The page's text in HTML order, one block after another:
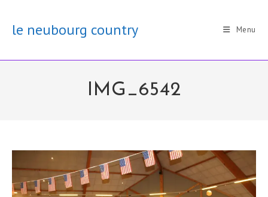
contentle neubourg country Menu
IMG_6542